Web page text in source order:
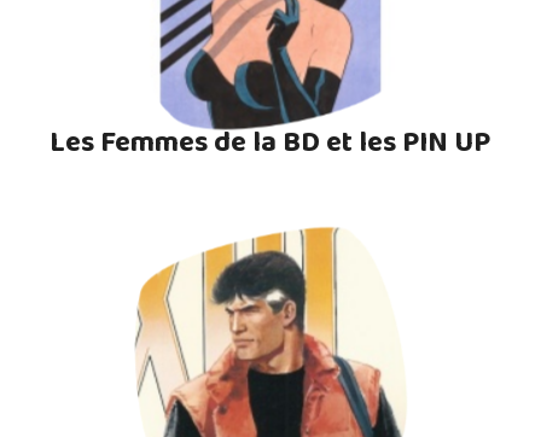
Les Femmes de la BD et les PIN UP